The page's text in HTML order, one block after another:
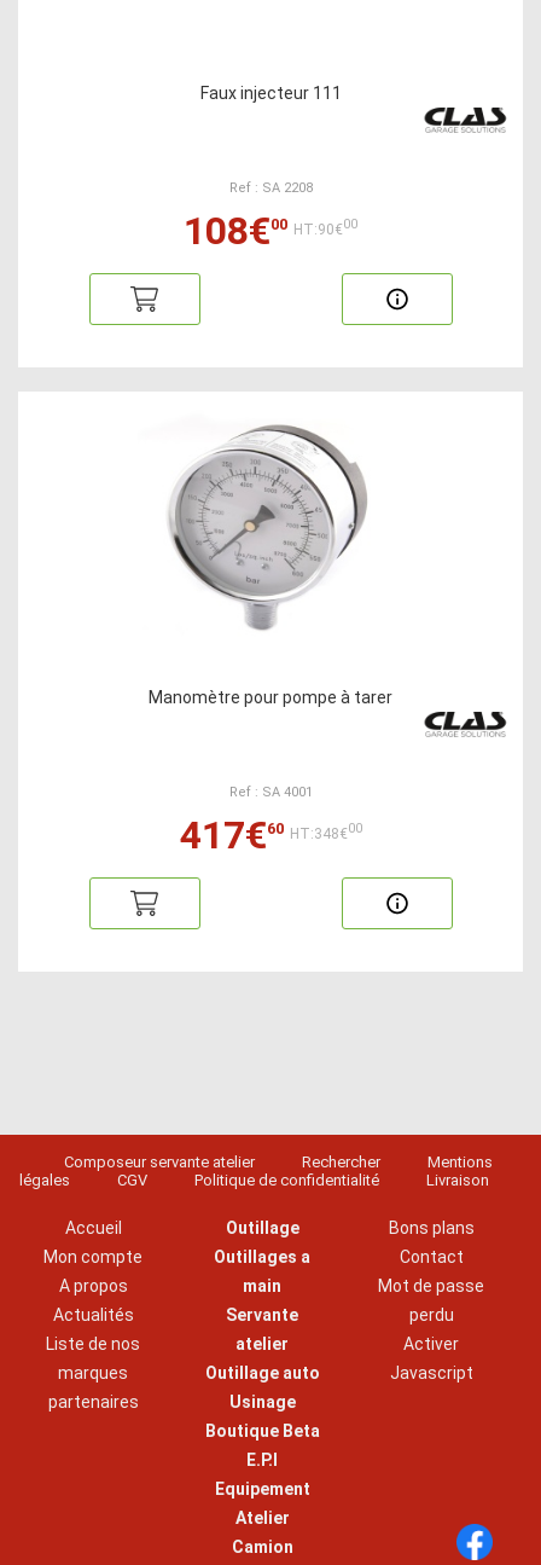
Faux injecteur 111
Ref : SA 2208
108€00 HT:90€00
Manomètre pour pompe à tarer
Ref : SA 4001
417€60 HT:348€00
Composeur servante atelier Rechercher
Mentions
légales
CGV Politique de confidentialité Livraison
Accueil
Mon compte
A propos
Actualités
Liste de nos
marques
partenaires
Outillage
Outillages a
main
Servante
atelier
Outillage auto
Usinage
Boutique Beta
E.P.I
Equipement
Atelier
Camion
Bons plans
Contact
Mot de passe
perdu
Activer
Javascript